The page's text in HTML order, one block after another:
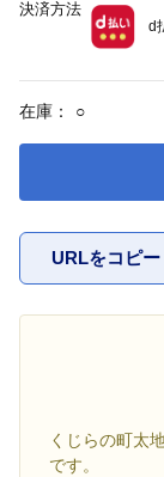
在庫： ○
URLをコピー
くじらの町太
です。
決済方法
d